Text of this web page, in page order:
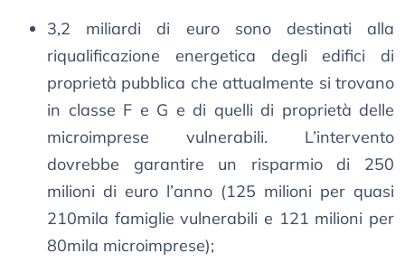
3,2 miliardi di euro sono destinati alla
riqualificazione energetica degli edifici di
proprietà pubblica che attualmente si trovano
in classe F e G e di quelli di proprietà delle
microimprese vulnerabili. L’intervento
dovrebbe garantire un risparmio di 250
milioni di euro l’anno (125 milioni per quasi
210mila famiglie vulnerabili e 121 milioni per
80mila microimprese);